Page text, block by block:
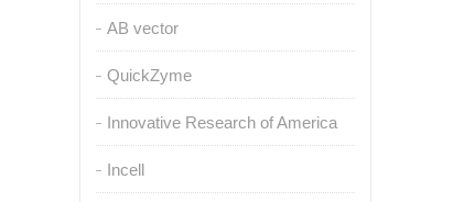
AB vector
QuickZyme
Innovative Research of America
Incell